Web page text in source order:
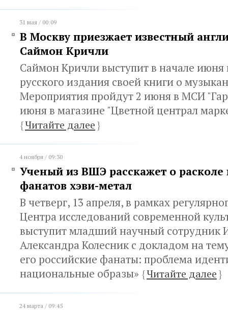
31 мая / 00:09
В Москву приезжает известный
Саймон Кричли
Саймон Кричли выступит в начале июня
русского издания своей книги о
Мероприятия пройдут 2 июня в МСИ
июня в магазине "Цветной централ
{Читайте далее}
4 ноября / 09:30
Ученый из ВШЭ расскажет о расколе
фанатов хэви-метал
В четверг, 13 апреля, в рамках
Центра исследований современной
выступит младший научный сотрудник
Александра Колесник с докладом на
его российские фанаты: проблема
национальные образы» {Читайте далее}
24 марта / 09:45